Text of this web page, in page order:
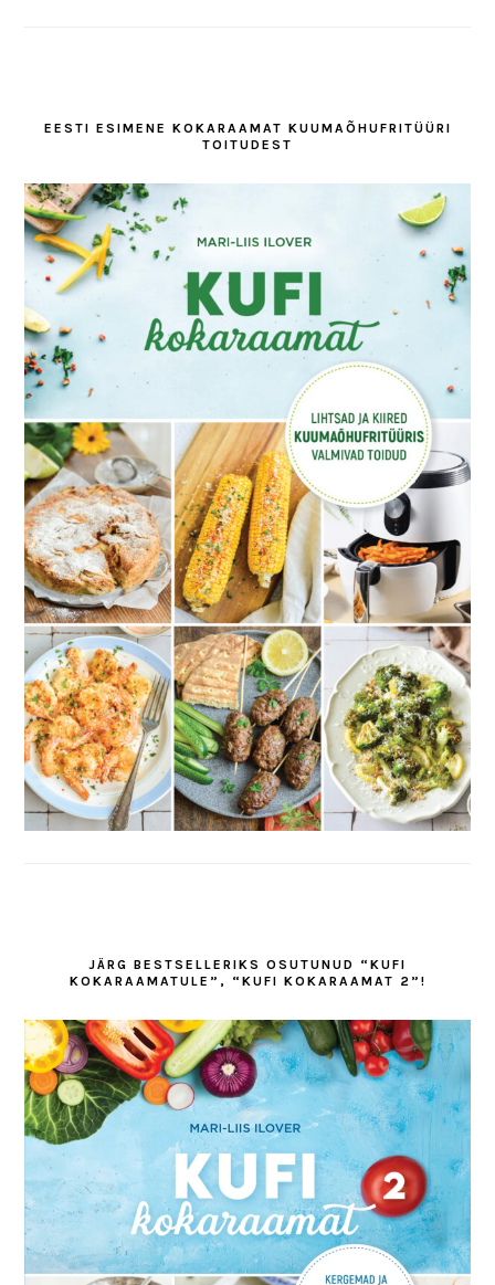
EESTI ESIMENE KOKARAAMAT KUUMAÕHUFRITÜÜRI
TOITUDEST
JÄRG BESTSELLERIKS OSUTUNUD “KUFI
KOKARAAMATULE”, “KUFI KOKARAAMAT 2”!